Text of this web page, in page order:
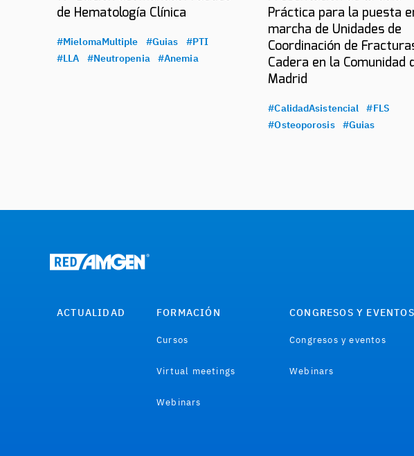
de Hematología Clínica
#MielomaMultiple #Guias
#PTI
#LLA
#Neutropenia #Anemia
Práctica para la puesta
marcha de Unidades de
Coordinación de
Cadera en la Comunidad
Madrid
#CalidadAsistencial
#FLS
#Osteoporosis
#Guias
ACTUALIDAD FORMACIÓN
Cursos
Virtual meetings
Webinars
CONGRESOS Y EVENTOS
Congresos y eventos
Webinars